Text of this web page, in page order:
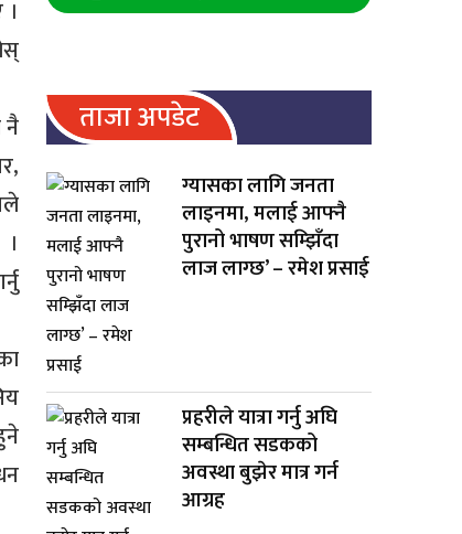
नै
ताजा अपडेट
ग्यासका लागि जनता
लाइनमा, मलाई आफ्नै
पुरानो भाषण सम्झिँदा
लाज लाग्छ’ – रमेश प्रसाई
प्रहरीले यात्रा गर्नु अघि
सम्बन्धित सडकको
अवस्था बुझेर मात्र गर्न
आग्रह